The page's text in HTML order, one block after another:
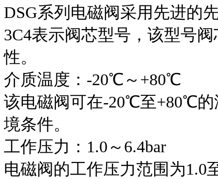
DSG系列电磁阀采用先进的
3C4表示阀芯型号，该型号
性。
介质温度：-20℃～+80℃
该电磁阀可在-20℃至+80℃
境条件。
工作压力：1.0～6.4bar
电磁阀的工作压力范围为1.0